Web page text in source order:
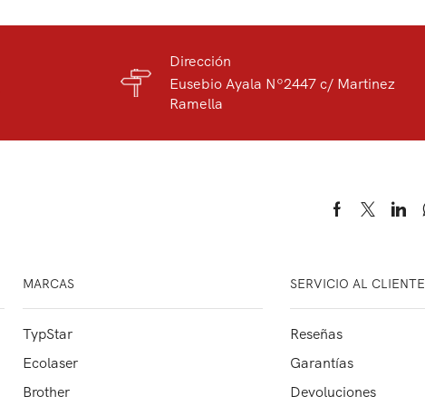
Dirección
Eusebio Ayala Nº2447 c/ Martinez
Ramella
MARCAS
TypStar
Ecolaser
Brother
SERVICIO AL CLIENTE
Reseñas
Garantías
Devoluciones